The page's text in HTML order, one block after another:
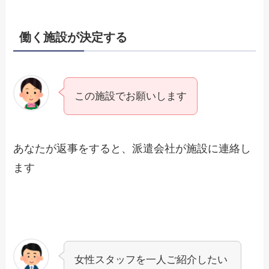
働く施設が決定する
この施設でお願いします
あなたが返事をすると、派遣会社が施設に連絡し
ます
女性スタッフを一人ご紹介したい